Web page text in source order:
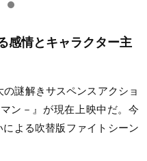
感情とキャラクター主
謎解きサスペンスアクショ
ン－』が現在上映中だ。今
よる吹替版ファイトシーン